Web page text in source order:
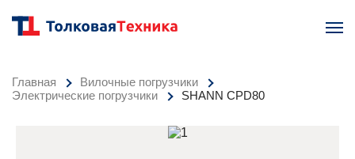
Главная
Вилочные погрузчики
Электрические погрузчики
SHANN CPD80